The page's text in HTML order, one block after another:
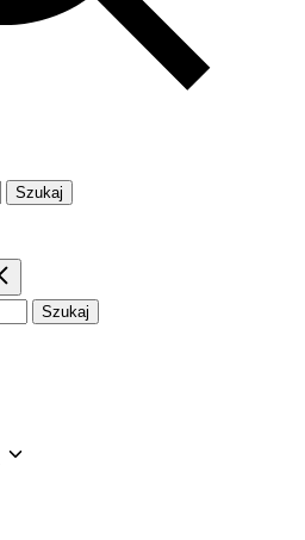
Szukaj
Szukaj